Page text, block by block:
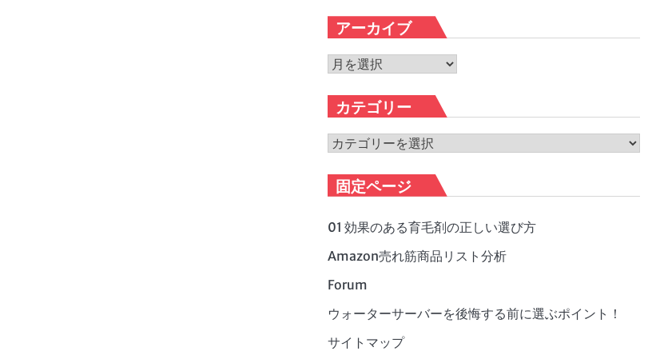
アーカイブ
ア
カ
イ
ブ
カテゴリー
カ
ゴ
リ
ー
固定ページ
01 効果のある育毛剤の正しい選び方
Amazon売れ筋商品リスト分析
Forum
ウォーターサーバーを後悔する前に選ぶポイント！
サイトマップ